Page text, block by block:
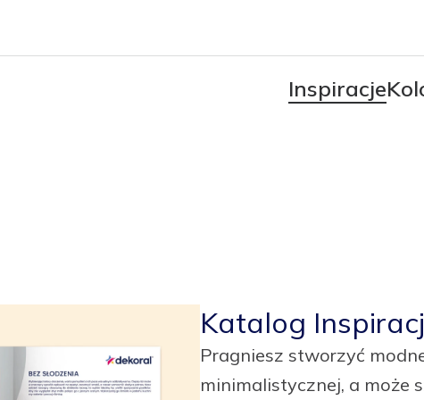
Inspiracje
Katalog
Pragniesz stworzyć
minimalistycznej, a może